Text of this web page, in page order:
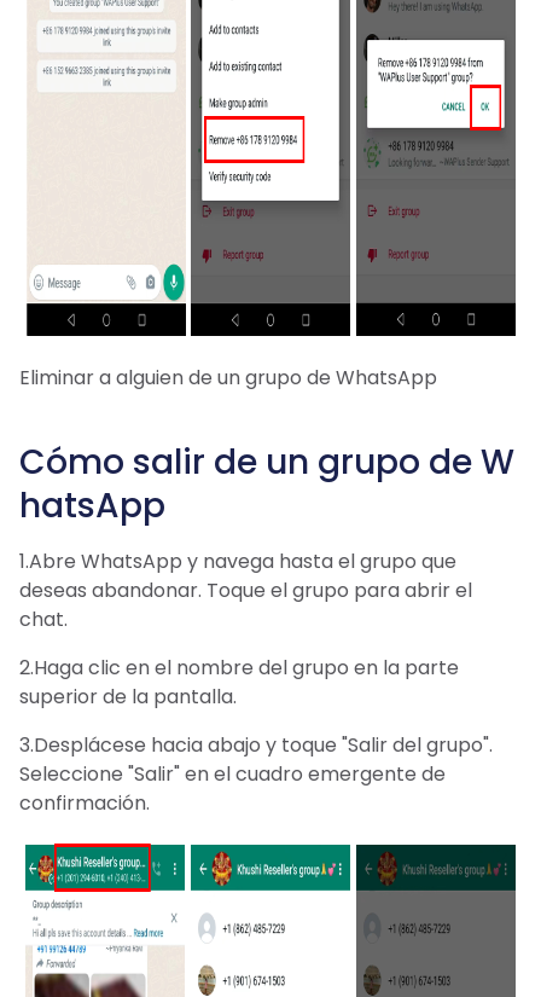
Eliminar a alguien de un grupo de WhatsApp
Cómo salir de un grupo de W
hatsApp
1.Abre WhatsApp y navega hasta el grupo que
deseas abandonar. Toque el grupo para abrir el
chat.
2.Haga clic en el nombre del grupo en la parte
superior de la pantalla.
3.Desplácese hacia abajo y toque "Salir del grupo".
Seleccione "Salir" en el cuadro emergente de
confirmación.